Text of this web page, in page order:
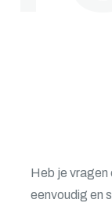
Heb je vragen
eenvoudig en